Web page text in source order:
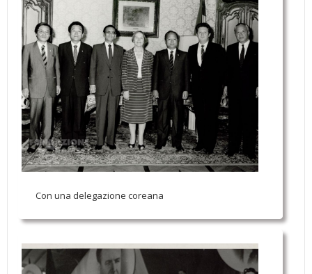
Con una delegazione coreana